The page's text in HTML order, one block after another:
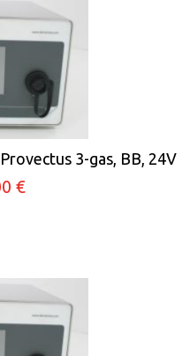
3-gas, BB, 24V
€